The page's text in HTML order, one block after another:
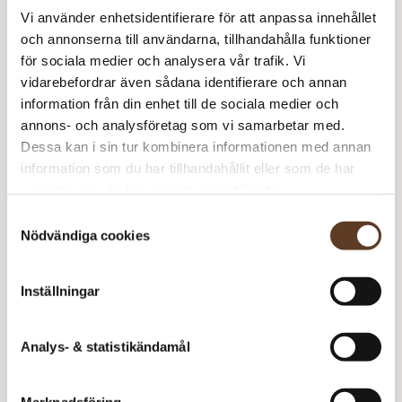
Vi använder enhetsidentifierare för att anpassa innehållet
och annonserna till användarna, tillhandahålla funktioner
för sociala medier och analysera vår trafik. Vi
vidarebefordrar även sådana identifierare och annan
information från din enhet till de sociala medier och
annons- och analysföretag som vi samarbetar med.
Dessa kan i sin tur kombinera informationen med annan
information som du har tillhandahållit eller som de har
Nödvändiga cookies
Inställningar
Analys- & statistikändamål
Bio Shetland – 01 Wooly White (Lager: 20)
Rekommenderade tillbehör
Parstickor Bambu – 3.00 mm, 35 cm (60 kr)
Märta
30 kr